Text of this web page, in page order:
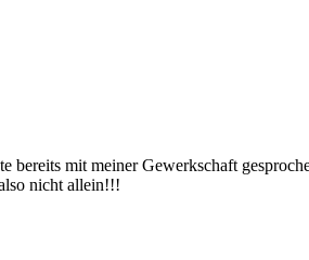
mit meiner Gewerkschaft
nicht allein!!!